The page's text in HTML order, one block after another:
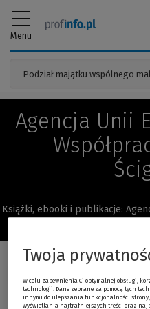
Menu
Agencja Unii
Książki, ebooki i publikacje:
Twoja
W celu zapewnienia Ci optymalnej obsługi,
technologii. Dane zebrane za pomocą tych
innymi do ulepszania funkcjonalności strony,
wyświetlania najtrafniejszych treści oraz